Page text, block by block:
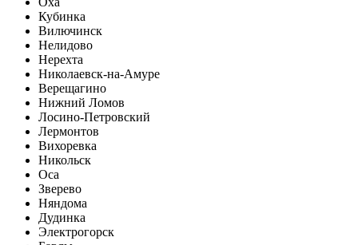
Кубинка
Вилючинск
Нелидово
Нерехта
Николаевск-на-Амуре
Верещагино
Нижний Ломов
Лосино-Петровский
Лермонтов
Вихоревка
Никольск
Оса
Зверево
Няндома
Дудинка
Электрогорск